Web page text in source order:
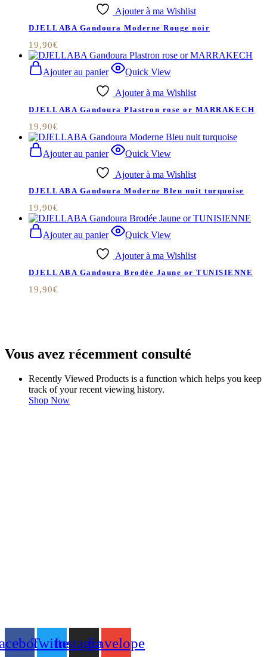
Ajouter à ma Wishlist
DJELLABA Gandoura Moderne Rouge noir
19,90€
Ajouter au panier Quick View
Ajouter à ma Wishlist
DJELLABA Gandoura Plastron rose or MARRAKECH
19,90€
Ajouter au panier Quick View
Ajouter à ma Wishlist
DJELLABA Gandoura Moderne Bleu nuit turquoise
19,90€
Ajouter au panier Quick View
Ajouter à ma Wishlist
DJELLABA Gandoura Brodée Jaune or TUNISIENNE
19,90€
Vous avez récemment consulté
Recently Viewed Products is a function which helps you keep
track of your recent viewing history.
Shop Now
TwitterInstagramEnvelope